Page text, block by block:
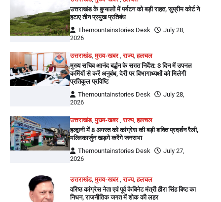
उत्तराखंड के बुग्यालों में पर्यटन को बड़ी राहत, सुप्रीम कोर्ट ने
हटाए तीन प्रमुख प्रतिबंध
Themountainstories Desk
July 28,
2026
उत्तराखंड,मुख्य-खबर ,राज्य,हलचल
मुख्य सचिव आनंद बर्द्धन के सख्त निर्देश: 3 दिन में उपनल
कर्मियों से करें अनुबंध, देरी पर विभागाध्यक्षों को मिलेगी
प्रतिकूल प्रविष्टि
Themountainstories Desk
July 28,
2026
उत्तराखंड,मुख्य-खबर ,राज्य,हलचल
हल्द्वानी में 8 अगस्त को कांग्रेस की बड़ी शक्ति प्रदर्शन रैली,
मल्लिकार्जुन खड़गे करेंगे जनसभा
Themountainstories Desk
July 27,
2026
उत्तराखंड,मुख्य-खबर ,राज्य,हलचल
वरिष्ठ कांग्रेस नेता एवं पूर्व कैबिनेट मंत्री हीरा सिंह बिष्ट का
निधन, राजनीतिक जगत में शोक की लहर